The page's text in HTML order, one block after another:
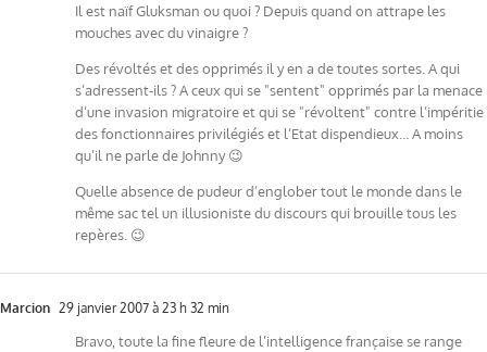
Il est naïf Gluksman ou quoi ? Depuis quand on attrape les
mouches avec du vinaigre ?
Des révoltés et des opprimés il y en a de toutes sortes. A qui
s’adressent-ils ? A ceux qui se "sentent" opprimés par la menace
d’une invasion migratoire et qui se "révoltent" contre l’impéritie
des fonctionnaires privilégiés et l’Etat dispendieux… A moins
qu’il ne parle de Johnny 😉
Quelle absence de pudeur d’englober tout le monde dans le
même sac tel un illusioniste du discours qui brouille tous les
repères. 😉
Marcion 29 janvier 2007 à 23 h 32 min
Bravo, toute la fine fleure de l’intelligence française se range